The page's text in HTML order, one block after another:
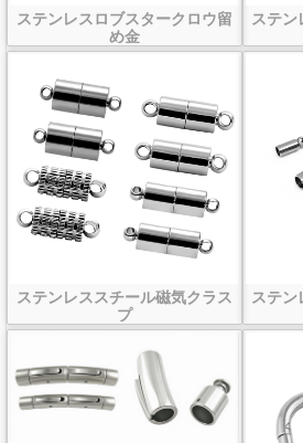
ステンレスロブスタークロウ留
め金
ステン
ステンレススチール磁気クラス
プ
ステ